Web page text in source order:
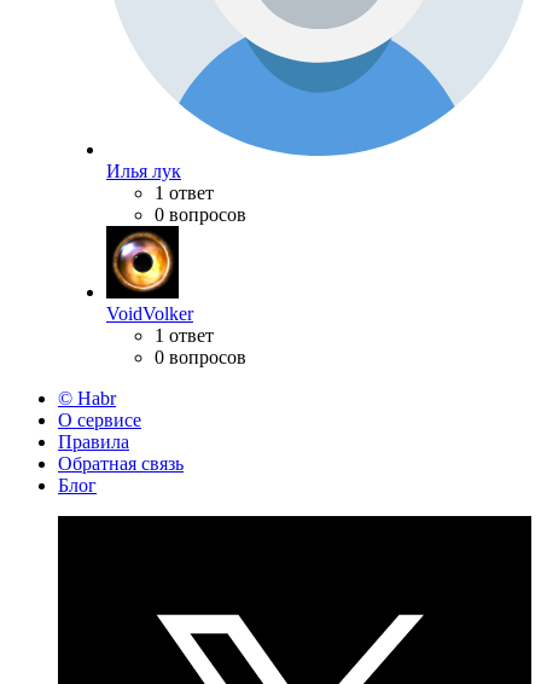
Илья лук
1 ответ
0 вопросов
VoidVolker
1 ответ
0 вопросов
© Habr
О сервисе
Правила
Обратная связь
Блог